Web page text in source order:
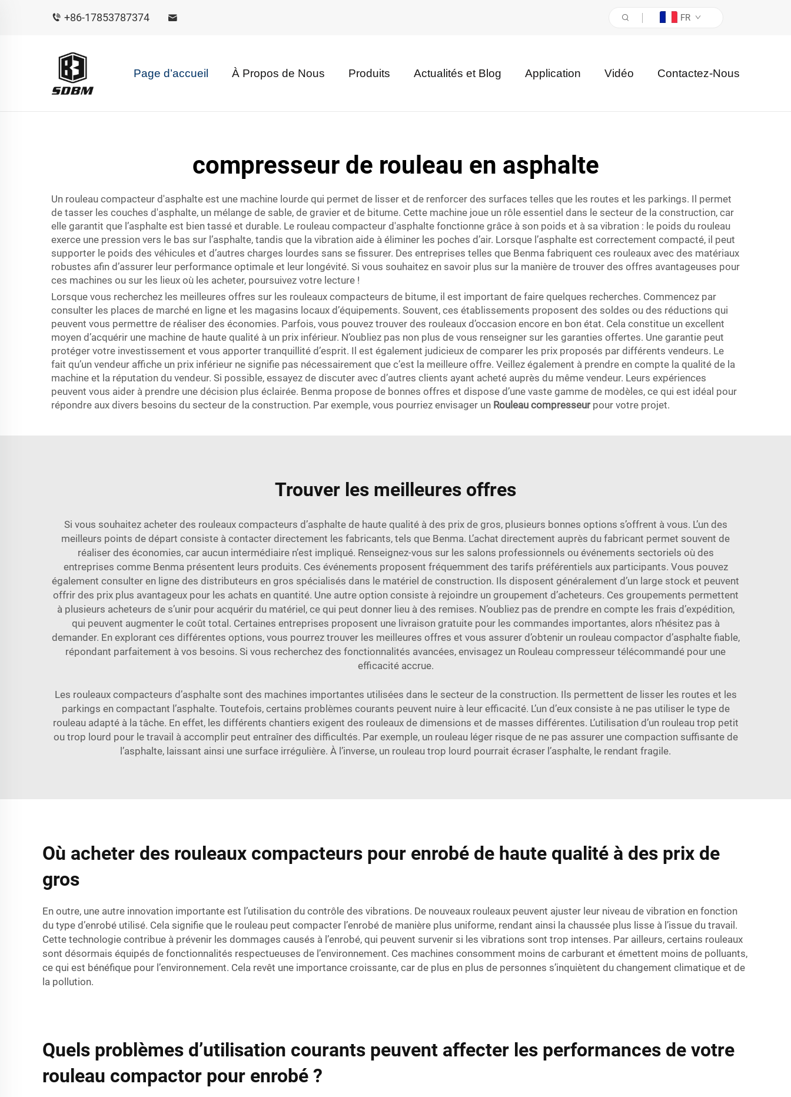
+86-17853787374 FR
Page d’accueil À Propos de Nous Produits Actualités et Blog Application Vidéo Contactez-Nous
compresseur de rouleau en asphalte
Un rouleau compacteur d'asphalte est une machine lourde qui permet de lisser et de renforcer des surfaces telles que les routes et les parkings. Il permet
de tasser les couches d'asphalte, un mélange de sable, de gravier et de bitume. Cette machine joue un rôle essentiel dans le secteur de la construction, car
elle garantit que l’asphalte est bien tassé et durable. Le rouleau compacteur d'asphalte fonctionne grâce à son poids et à sa vibration : le poids du rouleau
exerce une pression vers le bas sur l’asphalte, tandis que la vibration aide à éliminer les poches d’air. Lorsque l’asphalte est correctement compacté, il peut
supporter le poids des véhicules et d’autres charges lourdes sans se fissurer. Des entreprises telles que Benma fabriquent ces rouleaux avec des matériaux
robustes afin d’assurer leur performance optimale et leur longévité. Si vous souhaitez en savoir plus sur la manière de trouver des offres avantageuses pour
ces machines ou sur les lieux où les acheter, poursuivez votre lecture !
Lorsque vous recherchez les meilleures offres sur les rouleaux compacteurs de bitume, il est important de faire quelques recherches. Commencez par
consulter les places de marché en ligne et les magasins locaux d’équipements. Souvent, ces établissements proposent des soldes ou des réductions qui
peuvent vous permettre de réaliser des économies. Parfois, vous pouvez trouver des rouleaux d’occasion encore en bon état. Cela constitue un excellent
moyen d’acquérir une machine de haute qualité à un prix inférieur. N’oubliez pas non plus de vous renseigner sur les garanties offertes. Une garantie peut
protéger votre investissement et vous apporter tranquillité d’esprit. Il est également judicieux de comparer les prix proposés par différents vendeurs. Le
fait qu’un vendeur affiche un prix inférieur ne signifie pas nécessairement que c’est la meilleure offre. Veillez également à prendre en compte la qualité de la
machine et la réputation du vendeur. Si possible, essayez de discuter avec d’autres clients ayant acheté auprès du même vendeur. Leurs expériences
peuvent vous aider à prendre une décision plus éclairée. Benma propose de bonnes offres et dispose d’une vaste gamme de modèles, ce qui est idéal pour
répondre aux divers besoins du secteur de la construction. Par exemple, vous pourriez envisager un Rouleau compresseur pour votre projet.
Trouver les meilleures offres
Si vous souhaitez acheter des rouleaux compacteurs d’asphalte de haute qualité à des prix de gros, plusieurs bonnes options s’offrent à vous. L’un des
meilleurs points de départ consiste à contacter directement les fabricants, tels que Benma. L’achat directement auprès du fabricant permet souvent de
réaliser des économies, car aucun intermédiaire n’est impliqué. Renseignez-vous sur les salons professionnels ou événements sectoriels où des
entreprises comme Benma présentent leurs produits. Ces événements proposent fréquemment des tarifs préférentiels aux participants. Vous pouvez
également consulter en ligne des distributeurs en gros spécialisés dans le matériel de construction. Ils disposent généralement d’un large stock et peuvent
offrir des prix plus avantageux pour les achats en quantité. Une autre option consiste à rejoindre un groupement d’acheteurs. Ces groupements permettent
à plusieurs acheteurs de s’unir pour acquérir du matériel, ce qui peut donner lieu à des remises. N’oubliez pas de prendre en compte les frais d’expédition,
qui peuvent augmenter le coût total. Certaines entreprises proposent une livraison gratuite pour les commandes importantes, alors n’hésitez pas à
demander. En explorant ces différentes options, vous pourrez trouver les meilleures offres et vous assurer d’obtenir un rouleau compactor d’asphalte fiable,
répondant parfaitement à vos besoins. Si vous recherchez des fonctionnalités avancées, envisagez un Rouleau compresseur télécommandé pour une
efficacité accrue.
Les rouleaux compacteurs d’asphalte sont des machines importantes utilisées dans le secteur de la construction. Ils permettent de lisser les routes et les
parkings en compactant l’asphalte. Toutefois, certains problèmes courants peuvent nuire à leur efficacité. L’un d’eux consiste à ne pas utiliser le type de
rouleau adapté à la tâche. En effet, les différents chantiers exigent des rouleaux de dimensions et de masses différentes. L’utilisation d’un rouleau trop petit
ou trop lourd pour le travail à accomplir peut entraîner des difficultés. Par exemple, un rouleau léger risque de ne pas assurer une compaction suffisante de
l’asphalte, laissant ainsi une surface irrégulière. À l’inverse, un rouleau trop lourd pourrait écraser l’asphalte, le rendant fragile.
Où acheter des rouleaux compacteurs pour enrobé de haute qualité à des prix de
gros
En outre, une autre innovation importante est l’utilisation du contrôle des vibrations. De nouveaux rouleaux peuvent ajuster leur niveau de vibration en fonction
du type d’enrobé utilisé. Cela signifie que le rouleau peut compacter l’enrobé de manière plus uniforme, rendant ainsi la chaussée plus lisse à l’issue du travail.
Cette technologie contribue à prévenir les dommages causés à l’enrobé, qui peuvent survenir si les vibrations sont trop intenses. Par ailleurs, certains rouleaux
sont désormais équipés de fonctionnalités respectueuses de l’environnement. Ces machines consomment moins de carburant et émettent moins de polluants,
ce qui est bénéfique pour l’environnement. Cela revêt une importance croissante, car de plus en plus de personnes s’inquiètent du changement climatique et de
la pollution.
Quels problèmes d’utilisation courants peuvent affecter les performances de votre
rouleau compactor pour enrobé ?